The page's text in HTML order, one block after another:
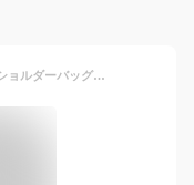
[MORGEN SKY] 痛バッグ 推しバッグ ショルダーバッグ 見せバッグ ポーチ 斜めがけ スモール3WAY 透明 ビニール おたく 推し活 BAG02 (ベージュ)